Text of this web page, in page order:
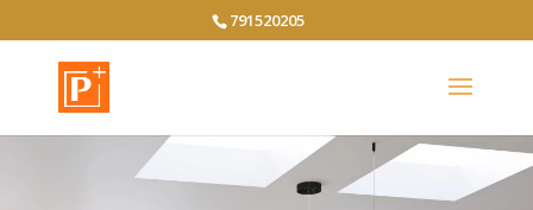
791520205